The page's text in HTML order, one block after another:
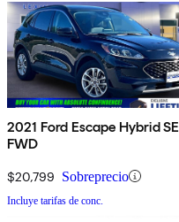
2021 Ford Escape Hybrid SE
FWD
$20,799 Sobreprecio
Incluye tarifas de conc.